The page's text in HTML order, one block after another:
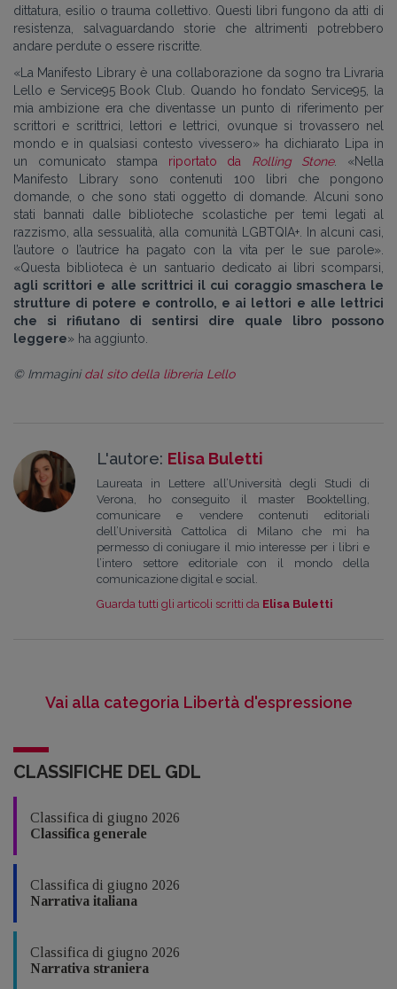
dittatura, esilio o trauma collettivo. Questi libri fungono da atti di
resistenza, salvaguardando storie che altrimenti potrebbero
andare perdute o essere riscritte.
«La Manifesto Library è una collaborazione da sogno tra Livraria
Lello e Service95 Book Club. Quando ho fondato Service95, la
mia ambizione era che diventasse un punto di riferimento per
scrittori e scrittrici, lettori e lettrici, ovunque si trovassero nel
mondo e in qualsiasi contesto vivessero» ha dichiarato Lipa in
un comunicato stampa riportato da Rolling Stone. «Nella
Manifesto Library sono contenuti 100 libri che pongono
domande, o che sono stati oggetto di domande. Alcuni sono
stati bannati dalle biblioteche scolastiche per temi legati al
razzismo, alla sessualità, alla comunità LGBTQIA+. In alcuni casi,
l’autore o l’autrice ha pagato con la vita per le sue parole».
«Questa biblioteca è un santuario dedicato ai libri scomparsi,
agli scrittori e alle scrittrici il cui coraggio smaschera le
strutture di potere e controllo, e ai lettori e alle lettrici
che si rifiutano di sentirsi dire quale libro possono
leggere» ha aggiunto.
© Immagini dal sito della libreria Lello
L'autore: Elisa Buletti
Laureata in Lettere all’Università degli Studi di
Verona, ho conseguito il master Booktelling,
comunicare e vendere contenuti editoriali
dell’Università Cattolica di Milano che mi ha
permesso di coniugare il mio interesse per i libri e
l’intero settore editoriale con il mondo della
comunicazione digital e social.
Guarda tutti gli articoli scritti da Elisa Buletti
Vai alla categoria Libertà d'espressione
CLASSIFICHE DEL GDL
Classifica di giugno 2026
Classifica generale
Classifica di giugno 2026
Narrativa italiana
Classifica di giugno 2026
Narrativa straniera